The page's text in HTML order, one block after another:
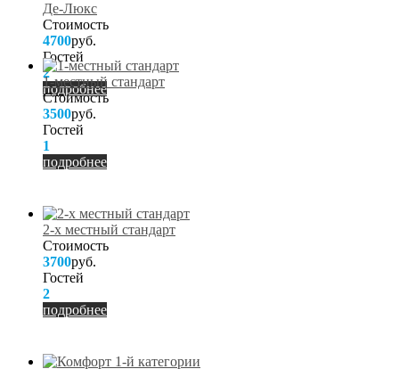
Де-Люкс
Стоимость
4700руб.
Гостей
2
подробнее
1-местный стандарт
Стоимость
3500руб.
Гостей
1
подробнее
2-х местный стандарт
Стоимость
3700руб.
Гостей
2
подробнее